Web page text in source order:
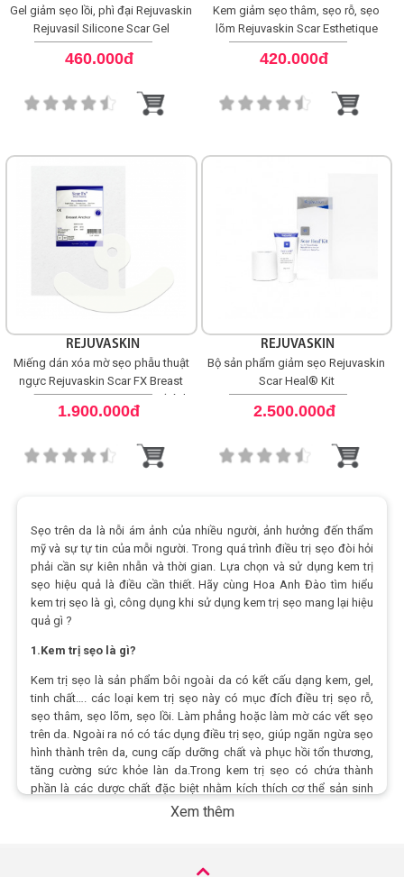
Gel giảm sẹo lồi, phì đại Rejuvaskin
Rejuvasil Silicone Scar Gel
460.000đ
Kem giảm sẹo thâm, sẹo rỗ, sẹo
lõm Rejuvaskin Scar Esthetique
420.000đ
REJUVASKIN
Miếng dán xóa mờ sẹo phẫu thuật
ngực Rejuvaskin Scar FX Breast
Anchor Silicone Scar Sheets (Hình
mỏ neo)
1.900.000đ
REJUVASKIN
Bộ sản phẩm giảm sẹo Rejuvaskin
Scar Heal® Kit
2.500.000đ
Sẹo trên da là nỗi ám ảnh của nhiều người, ảnh hưởng đến thẩm
mỹ và sự tự tin của mỗi người. Trong quá trình điều trị sẹo đòi hỏi
phải cần sự kiên nhẫn và thời gian. Lựa chọn và sử dụng kem trị
sẹo hiệu quả là điều cần thiết. Hãy cùng Hoa Anh Đào tìm hiểu
kem trị sẹo là gì, công dụng khi sử dụng kem trị sẹo mang lại hiệu
quả gì ?
1.Kem trị sẹo là gì?
Kem trị sẹo là sản phẩm bôi ngoài da có kết cấu dạng kem, gel,
tinh chất…. các loại kem trị sẹo này có mục đích điều trị sẹo rỗ,
sẹo thâm, sẹo lõm, sẹo lồi. Làm phẳng hoặc làm mờ các vết sẹo
trên da. Ngoài ra nó có tác dụng điều trị sẹo, giúp ngăn ngừa sẹo
hình thành trên da, cung cấp dưỡng chất và phục hồi tổn thương,
tăng cường sức khỏe làn da.Trong kem trị sẹo có chứa thành
phần là các dược chất đặc biệt nhằm kích thích cơ thể sản sinh
collagen, hỗ trợ tái cấu trúc da bị phá vỡ do sẹo khiến cho các sợi
Xem thêm